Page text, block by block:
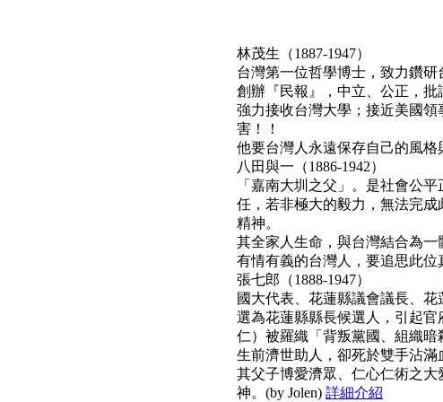
林茂生（1887-1947）
台灣第一位哲學博士，致力鑽
創辦『民報』，中立、公正，批
強力接收台灣大學；接近美國
害！！
他要台灣人永遠保存自己的風格
八田與一（1886-1942）
「嘉南大圳之父」。是社會公
任，若非極大的毅力，無法完
精神。
其全家人生命，與台灣結合為一
有情有義的台灣人，要追思此位
張七郎（1888-1947）
國大代表、花蓮縣議會議長、
選為花蓮縣縣長候選人，引起
仁）被羅織「背叛黨國、組織暗
生前濟世助人，卻死於雙手沾
其父子博愛濟眾、仁心仁術之
神。(by Jolen) 詳細介紹